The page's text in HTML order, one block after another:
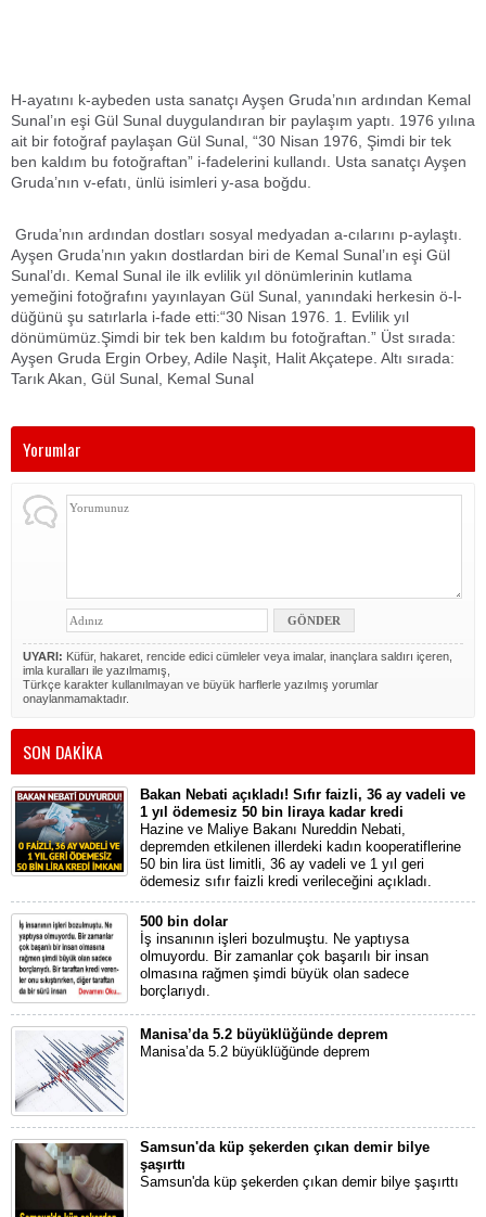
H-ayatını k-aybeden usta sanatçı Ayşen Gruda’nın ardından Kemal
Sunal’ın eşi Gül Sunal duygulandıran bir paylaşım yaptı. 1976 yılına
ait bir fotoğraf paylaşan Gül Sunal, “30 Nisan 1976, Şimdi bir tek
ben kaldım bu fotoğraftan” i-fadelerini kullandı. Usta sanatçı Ayşen
Gruda’nın v-efatı, ünlü isimleri y-asa boğdu.
Gruda’nın ardından dostları sosyal medyadan a-cılarını p-aylaştı.
Ayşen Gruda’nın yakın dostlardan biri de Kemal Sunal’ın eşi Gül
Sunal’dı. Kemal Sunal ile ilk evlilik yıl dönümlerinin kutlama
yemeğini fotoğrafını yayınlayan Gül Sunal, yanındaki herkesin ö-l-
düğünü şu satırlarla i-fade etti:“30 Nisan 1976. 1. Evlilik yıl
dönümümüz.Şimdi bir tek ben kaldım bu fotoğraftan.” Üst sırada:
Ayşen Gruda Ergin Orbey, Adile Naşit, Halit Akçatepe. Altı sırada:
Tarık Akan, Gül Sunal, Kemal Sunal
Yorumlar
UYARI: Küfür, hakaret, rencide edici cümleler veya imalar, inançlara saldırı içeren,
imla kuralları ile yazılmamış,
Türkçe karakter kullanılmayan ve büyük harflerle yazılmış yorumlar
onaylanmamaktadır.
SON DAKİKA
Bakan Nebati açıkladı! Sıfır faizli, 36 ay vadeli ve
1 yıl ödemesiz 50 bin liraya kadar kredi
Hazine ve Maliye Bakanı Nureddin Nebati,
depremden etkilenen illerdeki kadın kooperatiflerine
50 bin lira üst limitli, 36 ay vadeli ve 1 yıl geri
ödemesiz sıfır faizli kredi verileceğini açıkladı.
500 bin dolar
İş insanının işleri bozulmuştu. Ne yaptıysa
olmuyordu. Bir zamanlar çok başarılı bir insan
olmasına rağmen şimdi büyük olan sadece
borçlarıydı.
Manisa’da 5.2 büyüklüğünde deprem
Manisa’da 5.2 büyüklüğünde deprem
Samsun'da küp şekerden çıkan demir bilye
şaşırttı
Samsun'da küp şekerden çıkan demir bilye şaşırttı